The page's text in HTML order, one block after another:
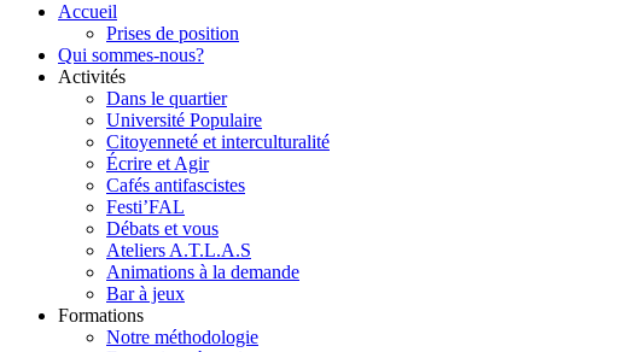
Accueil
Prises de position
Qui sommes-nous?
Activités
Dans le quartier
Université Populaire
Citoyenneté et interculturalité
Écrire et Agir
Cafés antifascistes
Festi’FAL
Débats et vous
Ateliers A.T.L.A.S
Animations à la demande
Bar à jeux
Formations
Notre méthodologie